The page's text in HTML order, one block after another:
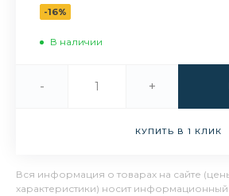
-16%
В наличии
- +
КУПИТЬ В 1 КЛИК
Вся информация о товарах на сайте
характеристики) носит информационный